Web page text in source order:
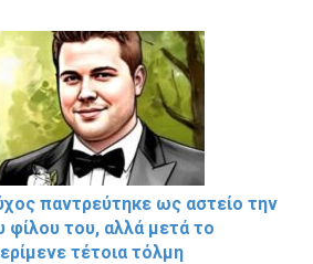
παντρεύτηκε ως αστείο την
του, αλλά μετά το
τέτοια τόλμη